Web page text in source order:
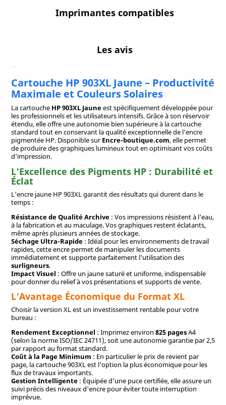
Imprimantes compatibles
Les avis
Cartouche HP 903XL Jaune – Productivité
Maximale et Couleurs Solaires
La cartouche HP 903XL Jauneest spécifiquement développée pour
les professionnels et les utilisateurs intensifs. Grâce à son réservoir
étendu, elle offre une autonomie bien supérieure à la cartouche
standard tout en conservant la qualité exceptionnelle de l'encre
pigmentée HP. Disponible surEncre-boutique.com, elle permet
de produire des graphiques lumineux tout en optimisant vos coûts
d'impression.
L'Excellence des Pigments HP : Durabilité et
Éclat
L'encre jaune HP 903XL garantit des résultats qui durent dans le
temps :
Résistance de Qualité Archive: Vos impressions résistent à l'eau,
à la fabrication et au maculage. Vos graphiques restent éclatants,
même après plusieurs années de stockage.
Séchage Ultra-Rapide: Idéal pour les environnements de travail
rapides, cette encre permet de manipuler les documents
immédiatement et supporte parfaitement l'utilisation des
surligneurs.
Impact Visuel : Offre un jaune saturé et uniforme, indispensable
pour donner du relief à vos présentations et supports de vente.
L'Avantage Économique du Format XL
Choisir la version XL est un investissement rentable pour votre
bureau :
Rendement Exceptionnel : Imprimez environ 825 pagesA4
(selon la norme ISO/IEC 24711), soit une autonomie garantie par 2,5
par rapport au format standard.
Coût à la Page Minimum : En particulier le prix de revient par
page, la cartouche 903XL est l'option la plus économique pour les
flux de travaux importants.
Gestion Intelligente: Équipée d'une puce certifiée, elle assure un
suivi précis des niveaux d'encre pour éviter toute interruption
imprévue.